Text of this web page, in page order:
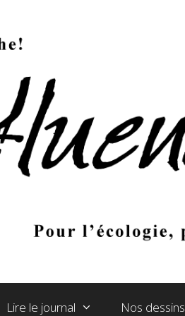
Lire le journal Nos dessins